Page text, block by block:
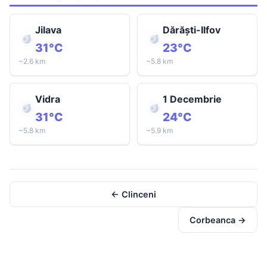
Jilava
31°C
~2.6 km
Dărăști-Ilfov
23°C
~5.8 km
Vidra
31°C
~5.8 km
1 Decembrie
24°C
~5.9 km
← Clinceni
Corbeanca →